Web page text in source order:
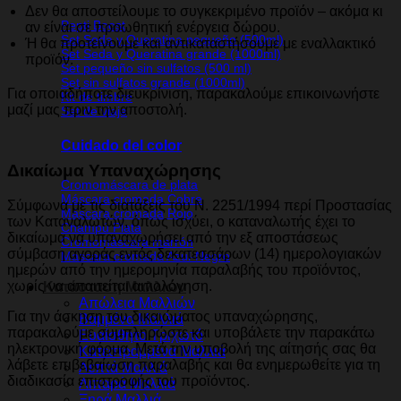
Pepti Boost
Set Seda y Queratina pequeño (500ml)
Set Seda y Queratina grande (1000ml)
Set pequeño sin sulfatos (500 ml)
Set sin sulfatos grande (1000ml)
Kit de timbre
Set de viaje
Cuidado del color
Cromomáscara de plata
Máscara cromada Cobre
Máscara cromada Rojo
Champú Plata
Cromomáscara marrón
Máscara cromada Azul-Negro
Κατάσταση Μαλλιών
Απώλεια Μαλλιών
Βαμμένα Μαλλιά
Ευαίσθητο Τριχωτό
Κατεστραμμένα Μαλλιά
Λεπτά Μαλλιά
Λιπαρά Μαλλιά
Δεν θα αποστείλουμε το συγκεκριμένο προϊόν – ακόμα κι
αν είναι σε προωθητική ενέργεια δώρου.
Ή θα προτείνουμε και αντικαταστήσουμε με εναλλακτικό
προϊόν.
Για οποιαδήποτε διευκρίνιση, παρακαλούμε επικοινωνήστε
μαζί μας πριν την αποστολή.
Δικαίωμα Υπαναχώρησης
Σύμφωνα με τις διατάξεις του Ν. 2251/1994 περί Προστασίας
των Καταναλωτών, όπως ισχύει, ο καταναλωτής έχει το
δικαίωμα να υπαναχωρήσει από την εξ αποστάσεως
σύμβαση αγοράς εντός δεκατεσσάρων (14) ημερολογιακών
ημερών από την ημερομηνία παραλαβής του προϊόντος,
χωρίς να απαιτείται αιτιολόγηση.
Για την άσκηση του δικαιώματος υπαναχώρησης,
παρακαλούμε συμπληρώστε και υποβάλετε την παρακάτω
ηλεκτρονική φόρμα. Μετά την υποβολή της αίτησής σας θα
λάβετε επιβεβαίωση παραλαβής και θα ενημερωθείτε για τη
διαδικασία επιστροφής του προϊόντος.